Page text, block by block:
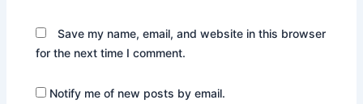
Save my name, email, and website in this browser
for the next time I comment.
Notify me of new posts by email.